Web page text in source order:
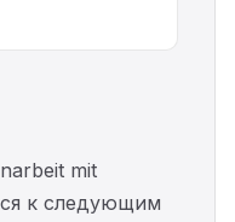
mit
к следующим